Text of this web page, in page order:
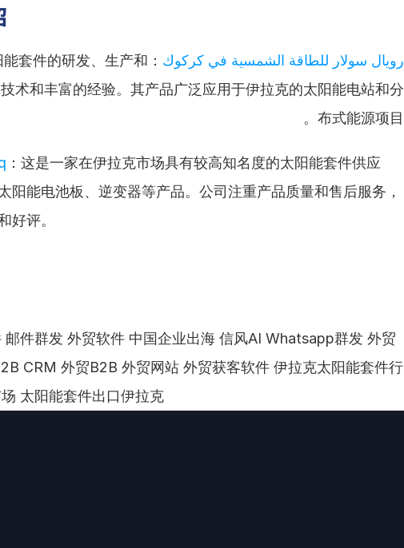
رويال سولار للطاقة الشمسية في كركوك
能套件的研发、生产和
术和丰富的经验。其产品广泛应用于伊拉克的太阳能电站和分
布式能源项目。
：这是一家在伊拉克市场具有较高知名度的太阳能套件供应
阳能电池板、逆变器等产品。公司注重产品质量和售后服务，
好评。
邮件群发 外贸软件 中国企业出海 信风AI Whatsapp群发 外贸
CRM 外贸B2B 外贸网站 外贸获客软件 伊拉克太阳能套件行
太阳能套件出口伊拉克